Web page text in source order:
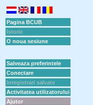
Pagina BCUB
Istoric
O noua sesiune
Salveaza preferintele
Conectare
Inregistrari salvate
Activitatea utilizatorului
Ajutor